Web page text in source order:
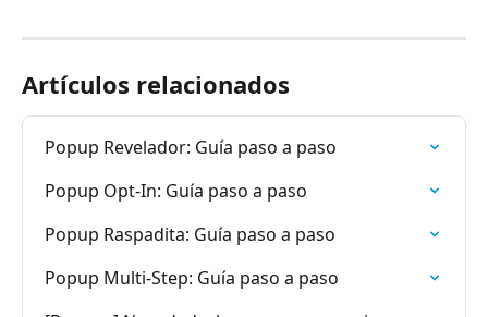
Artículos relacionados
Popup Revelador: Guía paso a paso
Popup Opt-In: Guía paso a paso
Popup Raspadita: Guía paso a paso
Popup Multi-Step: Guía paso a paso